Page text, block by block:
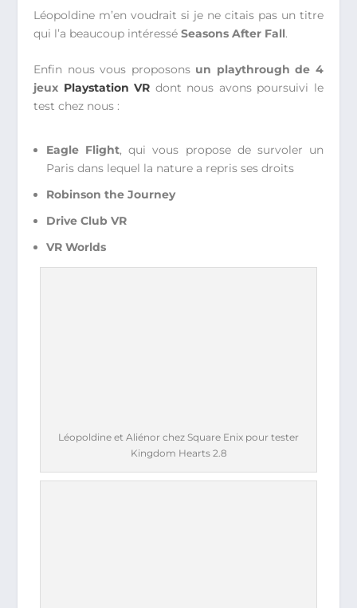
Léopoldine m’en voudrait si je ne citais pas un titre
qui l’a beaucoup intéresséSeasons After Fall.
Enfin nous vous proposons un playthrough de 4
jeux Playstation VR dont nous avons poursuivi le
test chez nous :
Eagle Flight, qui vous propose de survoler un
Paris dans lequel la nature a repris ses droits
Robinson the Journey
Drive Club VR
VR Worlds
Léopoldine et Aliénor chez Square Enix pour tester
Kingdom Hearts 2.8